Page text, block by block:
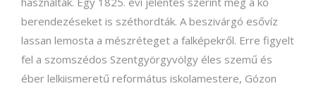
berendezéseket is széthordták. A beszivárgó esővíz
lassan lemosta a mészréteget a falképekről. Erre figyelt
fel a szomszédos Szentgyörgyvölgy éles szemű és
éber lelkiismeretű református iskolamestere, Gózon